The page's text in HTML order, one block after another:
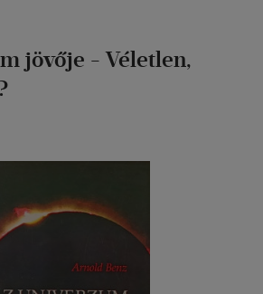
jövője - Véletlen,